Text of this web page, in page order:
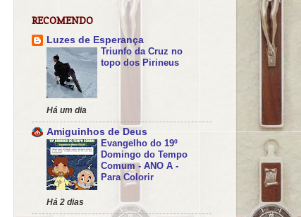
RECOMENDO
Luzes de Esperança
Triunfo da Cruz no
topo dos Pirineus
Há um dia
Amiguinhos de Deus
Evangelho do 19º
Domingo do Tempo
Comum - ANO A -
Para Colorir
Há 2 dias